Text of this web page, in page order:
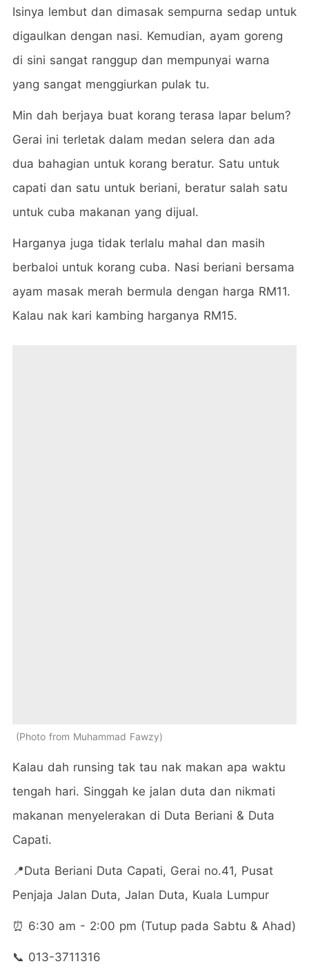
Isinya lembut dan dimasak sempurna sedap untuk
digaulkan dengan nasi. Kemudian, ayam goreng
di sini sangat ranggup dan mempunyai warna
yang sangat menggiurkan pulak tu.
Min dah berjaya buat korang terasa lapar belum?
Gerai ini terletak dalam medan selera dan ada
dua bahagian untuk korang beratur. Satu untuk
capati dan satu untuk beriani, beratur salah satu
untuk cuba makanan yang dijual.
Harganya juga tidak terlalu mahal dan masih
berbaloi untuk korang cuba. Nasi beriani bersama
ayam masak merah bermula dengan harga RM11.
Kalau nak kari kambing harganya RM15.
Photo from Muhammad Fawzy
Kalau dah runsing tak tau nak makan apa waktu
tengah hari. Singgah ke jalan duta dan nikmati
makanan menyelerakan di Duta Beriani & Duta
Capati.
📍Duta Beriani Duta Capati, Gerai no.41, Pusat
Penjaja Jalan Duta, Jalan Duta, Kuala Lumpur
⏰ 6:30 am - 2:00 pm (Tutup pada Sabtu & Ahad)
📞 013-3711316